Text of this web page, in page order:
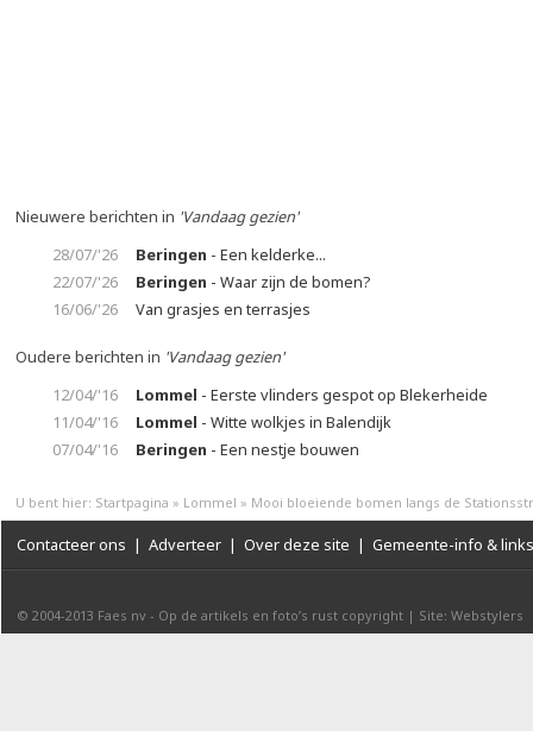
Nieuwere berichten in 'Vandaag gezien'
28/07/'26
Beringen - Een kelderke...
22/07/'26
Beringen - Waar zijn de bomen?
16/06/'26
Van grasjes en terrasjes
Oudere berichten in 'Vandaag gezien'
12/04/'16
Lommel - Eerste vlinders gespot op Blekerheide
11/04/'16
Lommel - Witte wolkjes in Balendijk
07/04/'16
Beringen - Een nestje bouwen
U bent hier: Startpagina » Lommel » Mooi bloeiende bomen langs de
Contacteer ons | Adverteer | Over deze site | Gemeente-info & links
© 2004-2013 Faes nv - Op de artikels en foto’s rust copyright | Site: Webstylers